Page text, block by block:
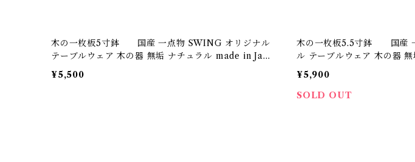
木の一枚板5寸鉢 国産 一点物 SWING オリジナル
テーブルウェア 木の器 無垢 ナチュラル made in Japa
n made in Hida Takayama
¥5,500
木の一枚板5.5寸鉢 国産
ル テーブルウェア 木の器 無垢 ナチュラル made in J
apan made in Hida
¥5,900
SOLD OUT